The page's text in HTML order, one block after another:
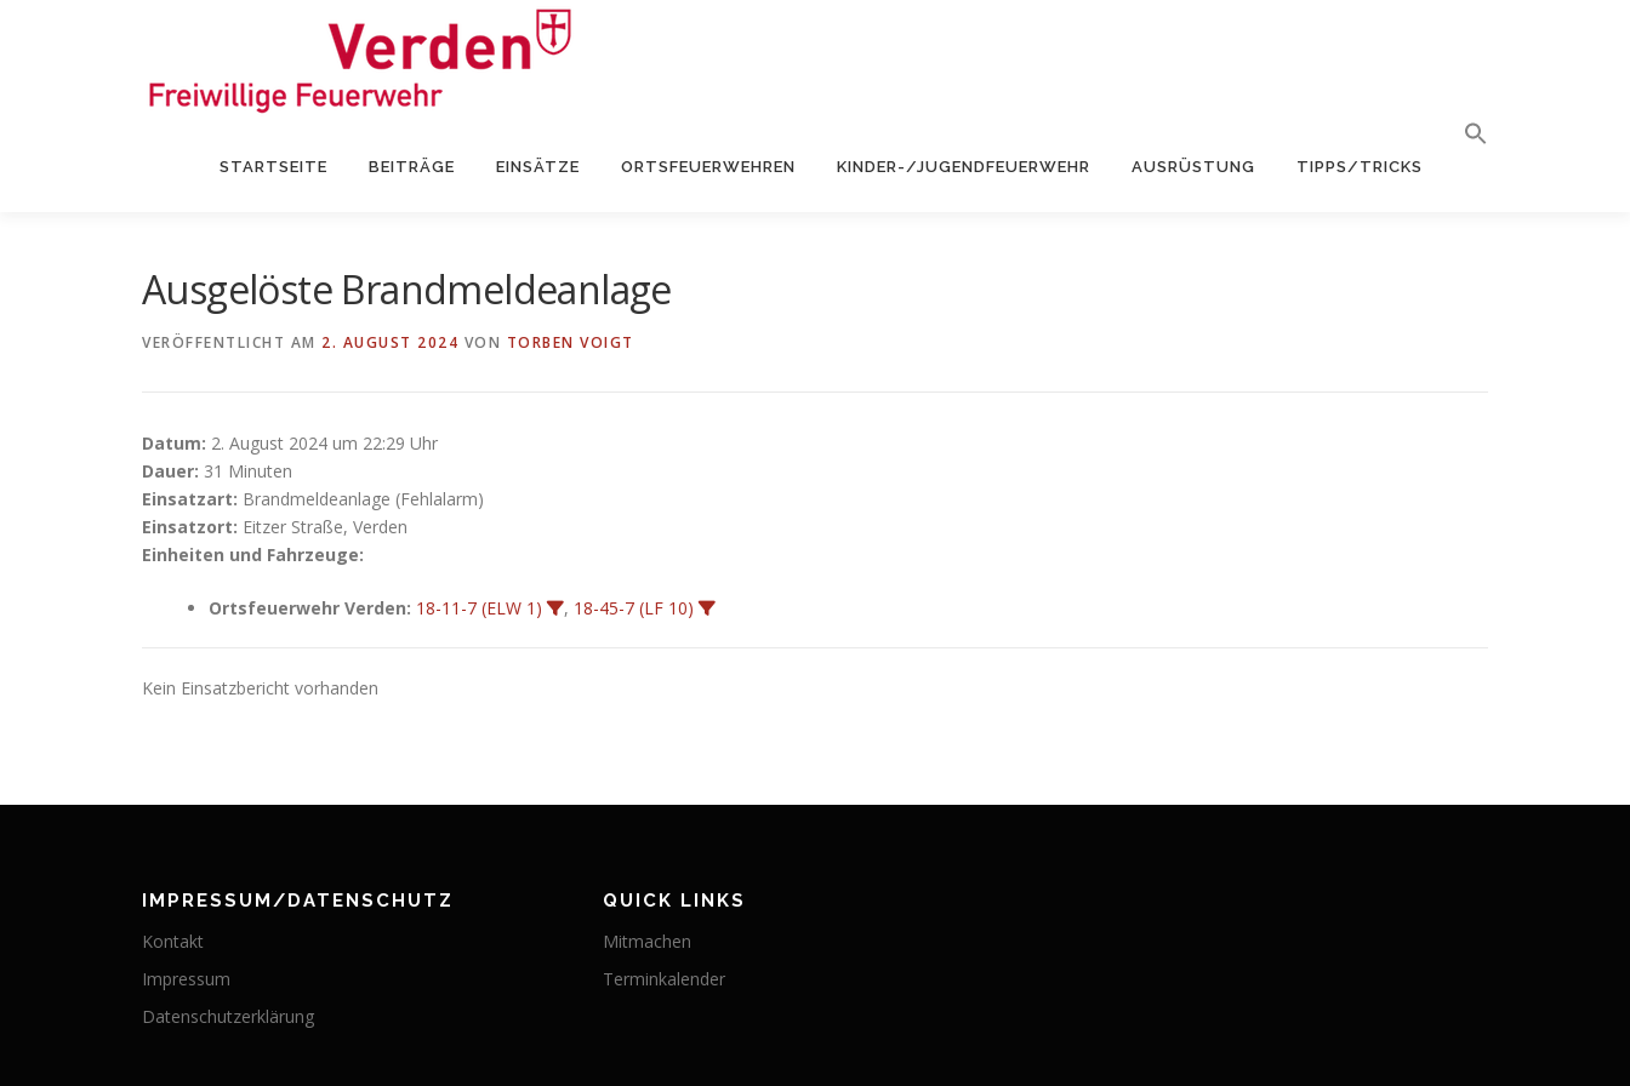
STARTSEITE BEITRÄGE EINSÄTZE ORTSFEUERWEHREN KINDER-/JUGENDFEUERWEHR AUSRÜSTUNG TIPPS/TRICKS
Ausgelöste Brandmeldeanlage
VERÖFFENTLICHT AM 2. AUGUST 2024 VON TORBEN VOIGT
Datum: 2. August 2024 um 22:29 Uhr
Dauer: 31 Minuten
Einsatzart: Brandmeldeanlage (Fehlalarm)
Einsatzort: Eitzer Straße, Verden
Einheiten und Fahrzeuge:
Ortsfeuerwehr Verden: 18-11-7 (ELW 1) , 18-45-7 (LF 10)
Kein Einsatzbericht vorhanden
IMPRESSUM/DATENSCHUTZ
Kontakt
Impressum
Datenschutzerklärung
QUICK LINKS
Mitmachen
Terminkalender